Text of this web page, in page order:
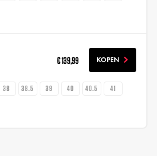
€ 139,99 KOPEN
38 38.5 39 40 40.5
41